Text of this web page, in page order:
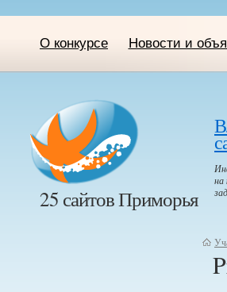
О конкурсе Новости и
25 сайтов Приморья
на